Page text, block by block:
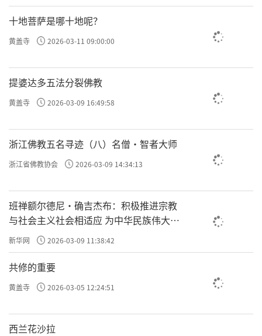
十地菩萨是哪十地呢？
黄盖寺 2026-03-11 09:00:00
提婆达多五法分裂佛教
黄盖寺 2026-03-09 16:49:58
浙江佛教五名寻迹（八）名僧·智者大师
浙江省佛教协会 2026-03-09 14:34:13
班禅额尔德尼·确吉杰布：积极推进宗教
与社会主义社会相适应 为中华民族伟大复
兴贡献力量
新华网 2026-03-09 11:38:42
共修的重要
黄盖寺 2026-03-05 12:24:51
西兰花沙拉